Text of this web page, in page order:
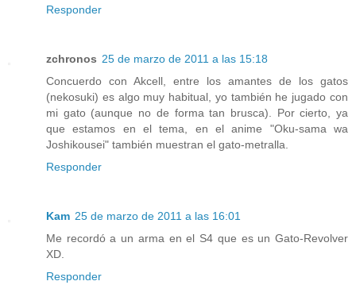
Responder
zchronos 25 de marzo de 2011 a las 15:18
Concuerdo con Akcell, entre los amantes de los gatos
(nekosuki) es algo muy habitual, yo también he jugado con
mi gato (aunque no de forma tan brusca). Por cierto, ya
que estamos en el tema, en el anime "Oku-sama wa
Joshikousei" también muestran el gato-metralla.
Responder
Kam 25 de marzo de 2011 a las 16:01
Me recordó a un arma en el S4 que es un Gato-Revolver
XD.
Responder